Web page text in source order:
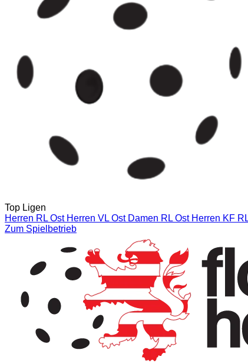
Top Ligen
Herren RL Ost Herren VL Ost Damen RL Ost Herren KF
Zum Spielbetrieb